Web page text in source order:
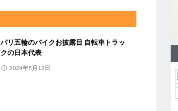
パリ五輪のバイクお披露目 自転車トラッ
クの日本代表
2024年5月12日